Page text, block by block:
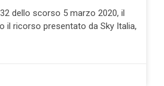
dello scorso 5 marzo 2020, il
il ricorso presentato da Sky Italia,